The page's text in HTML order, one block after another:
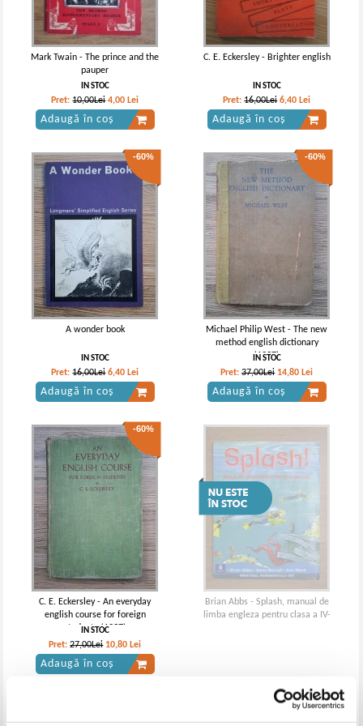
Mark Twain - The prince and the
pauper
IN STOC
Pret:10,00Lei 4,00 Lei
Adaugă în coș
C. E. Eckersley - Brighter english
IN STOC
Pret:16,00Lei 6,40 Lei
Adaugă în coș
-60%
A wonder book
IN STOC
Pret:16,00Lei 6,40 Lei
Adaugă în coș
-60%
Michael Philip West - The new
method english dictionary
(1937)
IN STOC
Pret:37,00Lei 14,80 Lei
Adaugă în coș
-60%
C. E. Eckersley - An everyday
english course for foreign
students (1937)
IN STOC
Pret:27,00Lei 10,80 Lei
Adaugă în coș
Brian Abbs - Splash, manual de
limba engleza pentru clasa a IV-